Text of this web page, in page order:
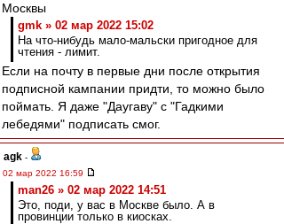
Москвы
gmk » 02 мар 2022 15:02
На что-нибудь мало-мальски пригодное для
чтения - лимит.
Если на почту в первые дни после открытия
подписной кампании придти, то можно было
поймать. Я даже "Даугаву" с "Гадкими
лебедями" подписать смог.
agk -
02 мар 2022 16:59
man26 » 02 мар 2022 14:51
Это, поди, у вас в Москве было. А в
провинции только в киосках.